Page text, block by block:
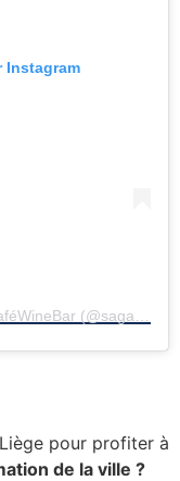
pour profiter à
de la ville ?
Instagram